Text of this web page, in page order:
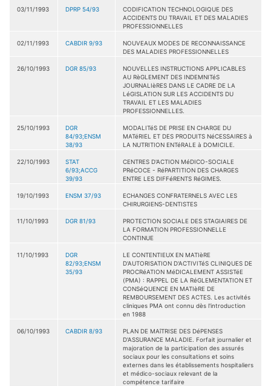
03/11/1993 DPRP 54/93
CODIFICATION TECHNOLOGIQUE DES
ACCIDENTS DU TRAVAIL ET DES MALADIES
PROFESSIONNELLES
02/11/1993 CABDIR 9/93
NOUVEAUX MODES DE RECONNAISSANCE
DES MALADIES PROFESSIONNELLES
26/10/1993 DGR 85/93
NOUVELLES INSTRUCTIONS APPLICABLES
AU RèGLEMENT DES INDEMNITéS
JOURNALIèRES DANS LE CADRE DE LA
LéGISLATION SUR LES ACCIDENTS DU
TRAVAIL ET LES MALADIES
PROFESSIONNELLES.
25/10/1993
DGR
84/93;ENSM
38/93
MODALITéS DE PRISE EN CHARGE DU
MATéRIEL ET DES PRODUITS NéCESSAIRES à
LA NUTRITION ENTéRALE à DOMICILE.
22/10/1993
STAT
6/93;ACCG
39/93
CENTRES D'ACTION MéDICO-SOCIALE
PRéCOCE - RéPARTITION DES CHARGES
ENTRE LES DIFFéRENTS RéGIMES.
19/10/1993 ENSM 37/93
ECHANGES CONFRATERNELS AVEC LES
CHIRURGIENS-DENTISTES
11/10/1993 DGR 81/93
PROTECTION SOCIALE DES STAGIAIRES DE
LA FORMATION PROFESSIONNELLE
CONTINUE
11/10/1993
DGR
82/93;ENSM
35/93
LE CONTENTIEUX EN MATIèRE
D'AUTORISATION D'ACTIVITéS CLINIQUES DE
PROCRéATION MéDICALEMENT ASSISTéE
(PMA) : RAPPEL DE LA RéGLEMENTATION ET
CONSéQUENCE EN MATIèRE DE
REMBOURSEMENT DES ACTES. Les activités
cliniques PMA ont connu dès l'introduction
en 1988
06/10/1993 CABDIR 8/93
PLAN DE MAîTRISE DES DéPENSES
D'ASSURANCE MALADIE. Forfait journalier et
majoration de la participation des assurés
sociaux pour les consultations et soins
externes dans les établissements hospitaliers
et médico-sociaux relevant de la
compétence tarifaire